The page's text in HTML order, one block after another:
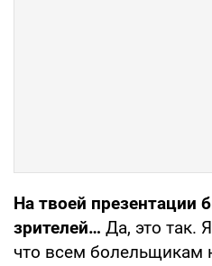
На твоей презентации
зрителей… Да, это так.
что всем болельщикам